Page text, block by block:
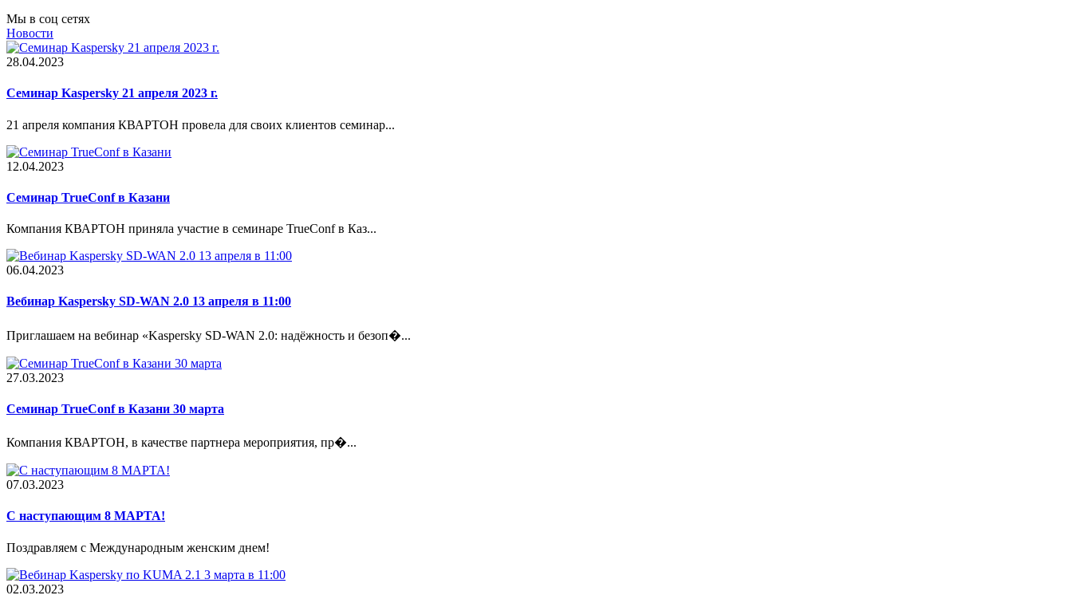
Мы в соц сетях
Новости
28.04.2023
Семинар Kaspersky 21 апреля 2023 г.
21 апреля компания КВАРТОН провела для своих клиентов семинар...
12.04.2023
Cеминар TrueConf в Казани
Компания КВАРТОН приняла участие в семинаре TrueConf в Каз...
06.04.2023
Вебинар Kaspersky SD-WAN 2.0 13 апреля в 11:00
Приглашаем на вебинар «Kaspersky SD-WAN 2.0: надёжность и безоп�...
27.03.2023
Семинар TrueConf в Казани 30 марта
Компания КВАРТОН, в качестве партнера мероприятия, пр�...
07.03.2023
С наступающим 8 МАРТА!
Поздравляем с Международным женским днем!
02.03.2023